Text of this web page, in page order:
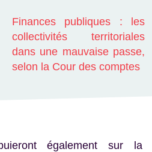
Finances publiques : les
collectivités territoriales
dans une mauvaise passe,
selon la Cour des comptes
également sur la